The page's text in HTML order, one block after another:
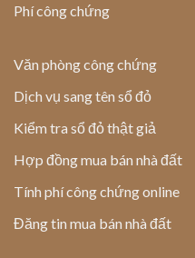
Phí công chứng
Văn phòng công chứng
Dịch vụ sang tên sổ đỏ
Kiểm tra sổ đỏ thật giả
Hợp đồng mua bán nhà đất
Tính phí công chứng online
Đăng tin mua bán nhà đất